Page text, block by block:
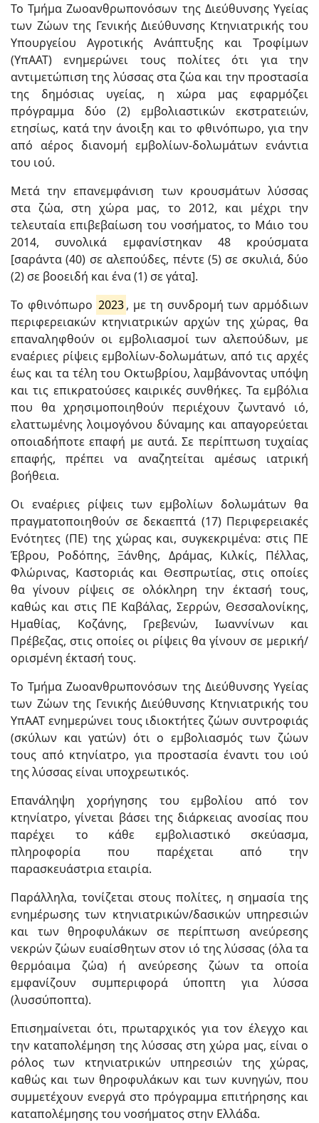
Το Τμήμα Ζωοανθρωπονόσων της Διεύθυνσης Υγείας
των Ζώων της Γενικής Διεύθυνσης Κτηνιατρικής του
Υπουργείου Αγροτικής Ανάπτυξης και Τροφίμων
(ΥπΑΑΤ) ενημερώνει τους πολίτες ότι για την
αντιμετώπιση της λύσσας στα ζώα και την προστασία
της δημόσιας υγείας, η xώρα μας εφαρμόζει
πρόγραμμα δύο (2) εμβολιαστικών εκστρατειών,
ετησίως, κατά την άνοιξη και το φθινόπωρο, για την
από αέρος διανομή εμβολίων-δολωμάτων ενάντια
του ιού.
Μετά την επανεμφάνιση των κρουσμάτων λύσσας
στα ζώα, στη χώρα μας, το 2012, και μέχρι την
τελευταία επιβεβαίωση του νοσήματος, το Μάιο του
2014, συνολικά εμφανίστηκαν 48 κρούσματα
[σαράντα (40) σε αλεπούδες, πέντε (5) σε σκυλιά, δύο
(2) σε βοοειδή και ένα (1) σε γάτα].
Το φθινόπωρο 2023, με τη συνδρομή των αρμόδιων
περιφερειακών κτηνιατρικών αρχών της χώρας, θα
επαναληφθούν οι εμβολιασμοί των αλεπούδων, με
εναέριες ρίψεις εμβολίων-δολωμάτων, από τις αρχές
έως και τα τέλη του Οκτωβρίου, λαμβάνοντας υπόψη
και τις επικρατούσες καιρικές συνθήκες. Τα εμβόλια
που θα χρησιμοποιηθούν περιέχουν ζωντανό ιό,
ελαττωμένης λοιμογόνου δύναμης και απαγορεύεται
οποιαδήποτε επαφή με αυτά. Σε περίπτωση τυχαίας
επαφής, πρέπει να αναζητείται αμέσως ιατρική
βοήθεια.
Οι εναέριες ρίψεις των εμβολίων δολωμάτων θα
πραγματοποιηθούν σε δεκαεπτά (17) Περιφερειακές
Ενότητες (ΠΕ) της χώρας και, συγκεκριμένα: στις ΠΕ
Έβρου, Ροδόπης, Ξάνθης, Δράμας, Κιλκίς, Πέλλας,
Φλώρινας, Καστοριάς και Θεσπρωτίας, στις οποίες
θα γίνουν ρίψεις σε ολόκληρη την έκτασή τους,
καθώς και στις ΠΕ Καβάλας, Σερρών, Θεσσαλονίκης,
Ημαθίας, Κοζάνης, Γρεβενών, Ιωαννίνων και
Πρέβεζας, στις οποίες οι ρίψεις θα γίνουν σε μερική/
ορισμένη έκτασή τους.
Το Τμήμα Ζωοανθρωπονόσων της Διεύθυνσης Υγείας
των Ζώων της Γενικής Διεύθυνσης Κτηνιατρικής του
ΥπΑΑΤ ενημερώνει τους ιδιοκτήτες ζώων συντροφιάς
(σκύλων και γατών) ότι ο εμβολιασμός των ζώων
τους από κτηνίατρο, για προστασία έναντι του ιού
της λύσσας είναι υποχρεωτικός.
Επανάληψη χορήγησης του εμβολίου από τον
κτηνίατρο, γίνεται βάσει της διάρκειας ανοσίας που
παρέχει το κάθε εμβολιαστικό σκεύασμα,
πληροφορία που παρέχεται από την
παρασκευάστρια εταιρία.
Παράλληλα, τονίζεται στους πολίτες, η σημασία της
ενημέρωσης των κτηνιατρικών/δασικών υπηρεσιών
και των θηροφυλάκων σε περίπτωση ανεύρεσης
νεκρών ζώων ευαίσθητων στον ιό της λύσσας (όλα τα
θερμόαιμα ζώα) ή ανεύρεσης ζώων τα οποία
εμφανίζουν συμπεριφορά ύποπτη για λύσσα
(λυσσύποπτα).
Επισημαίνεται ότι, πρωταρχικός για τον έλεγχο και
την καταπολέμηση της λύσσας στη χώρα μας, είναι ο
ρόλος των κτηνιατρικών υπηρεσιών της χώρας,
καθώς και των θηροφυλάκων και των κυνηγών, που
συμμετέχουν ενεργά στο πρόγραμμα επιτήρησης και
καταπολέμησης του νοσήματος στην Ελλάδα.